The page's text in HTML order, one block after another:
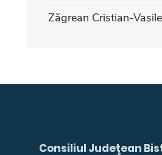
Zăgrean Cristian-Vasile
Consiliul Judeţean